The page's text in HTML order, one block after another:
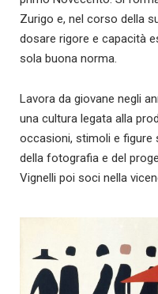
Zurigo e, nel corso della
dosare rigore e capacità
sola buona norma.
Lavora da giovane negli
una cultura legata alla
occasioni, stimoli e figure
della fotografia e del
Vignelli poi soci nella